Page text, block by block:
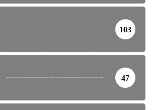
103
47